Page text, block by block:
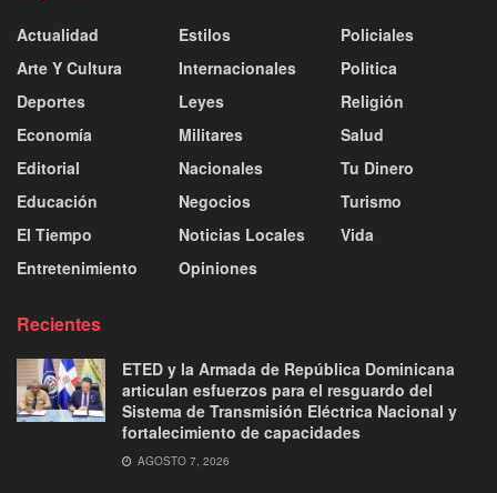
Actualidad
Arte Y Cultura
Deportes
Economía
Editorial
Educación
El Tiempo
Entretenimiento
Estilos
Internacionales
Leyes
Militares
Nacionales
Negocios
Noticias Locales
Opiniones
Policiales
Politica
Religión
Salud
Tu Dinero
Turismo
Vida
Recientes
ETED y la Armada de República Dominicana
articulan esfuerzos para el resguardo del
Sistema de Transmisión Eléctrica Nacional y
fortalecimiento de capacidades
AGOSTO 7, 2026